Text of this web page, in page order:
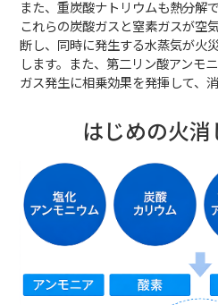
また、重炭酸ナトリウムも熱分解
これらの炭酸ガスと窒素ガスが空
断し、同時に発生する水蒸気が火
します。また、第二リン酸アンモ
ガス発生に相乗効果を発揮して、
はじめの火